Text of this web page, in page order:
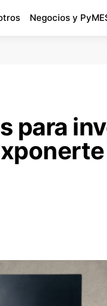
Negocios y
para